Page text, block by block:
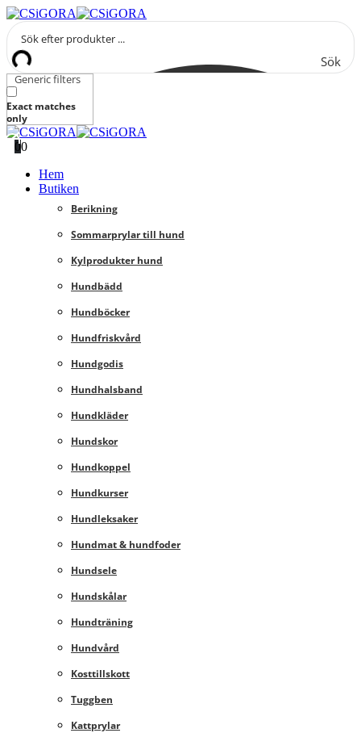
Sök
Generic filters
Exact matches
only
00
Hem
Butiken
Berikning
Sommarprylar till hund
Kylprodukter hund
Hundbädd
Hundböcker
Hundfriskvård
Hundgodis
Hundhalsband
Hundkläder
Hundskor
Hundkoppel
Hundkurser
Hundleksaker
Hundmat & hundfoder
Hundsele
Hundskålar
Hundträning
Hundvård
Kosttillskott
Tuggben
Kattprylar